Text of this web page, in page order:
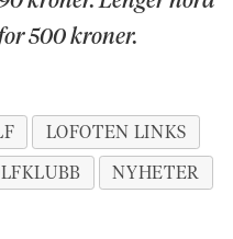
500 kroner.
LOFOTEN LINKS
NYHETER